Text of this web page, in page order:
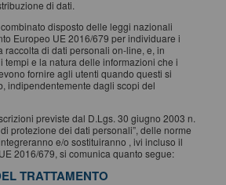
di dati.
disposto delle leggi nazionali
Europeo UE 2016/679 per individuare i
raccolta di dati personali on-line, e, in
tempi e la natura delle informazioni che i
fornire agli utenti quando questi si
indipendentemente dagli scopi del
previste dal D.Lgs. 30 giugno 2003 n.
protezione dei dati personali”, delle norme
e/o sostituiranno , ivi incluso il
2016/679, si comunica quanto segue:
TRATTAMENTO